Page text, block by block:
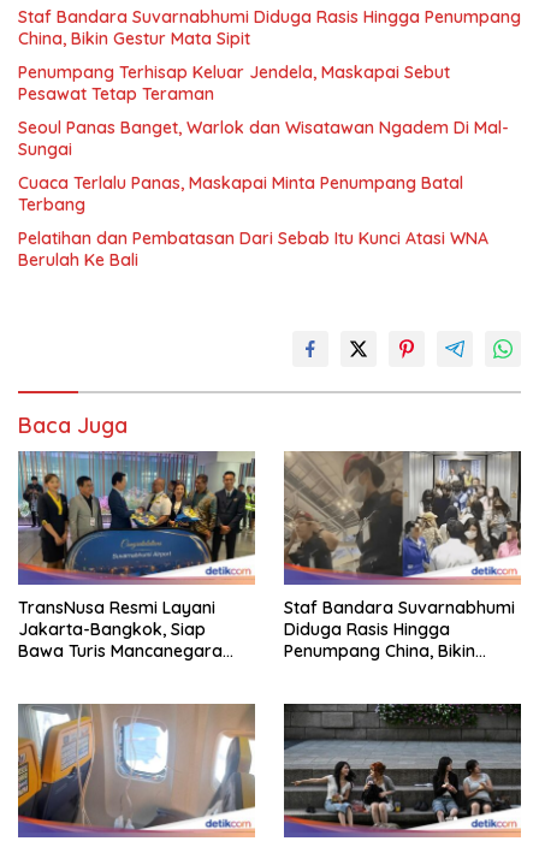
Staf Bandara Suvarnabhumi Diduga Rasis Hingga Penumpang
China, Bikin Gestur Mata Sipit
Penumpang Terhisap Keluar Jendela, Maskapai Sebut
Pesawat Tetap Teraman
Seoul Panas Banget, Warlok dan Wisatawan Ngadem Di Mal-
Sungai
Cuaca Terlalu Panas, Maskapai Minta Penumpang Batal
Terbang
Pelatihan dan Pembatasan Dari Sebab Itu Kunci Atasi WNA
Berulah Ke Bali
Baca Juga
TransNusa Resmi Layani
Jakarta-Bangkok, Siap
Bawa Turis Mancanegara
Staf Bandara Suvarnabhumi
Diduga Rasis Hingga
Penumpang China, Bikin